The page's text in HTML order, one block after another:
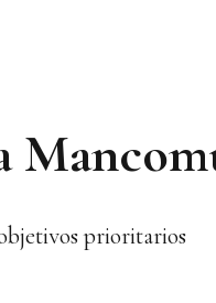
prioritarios